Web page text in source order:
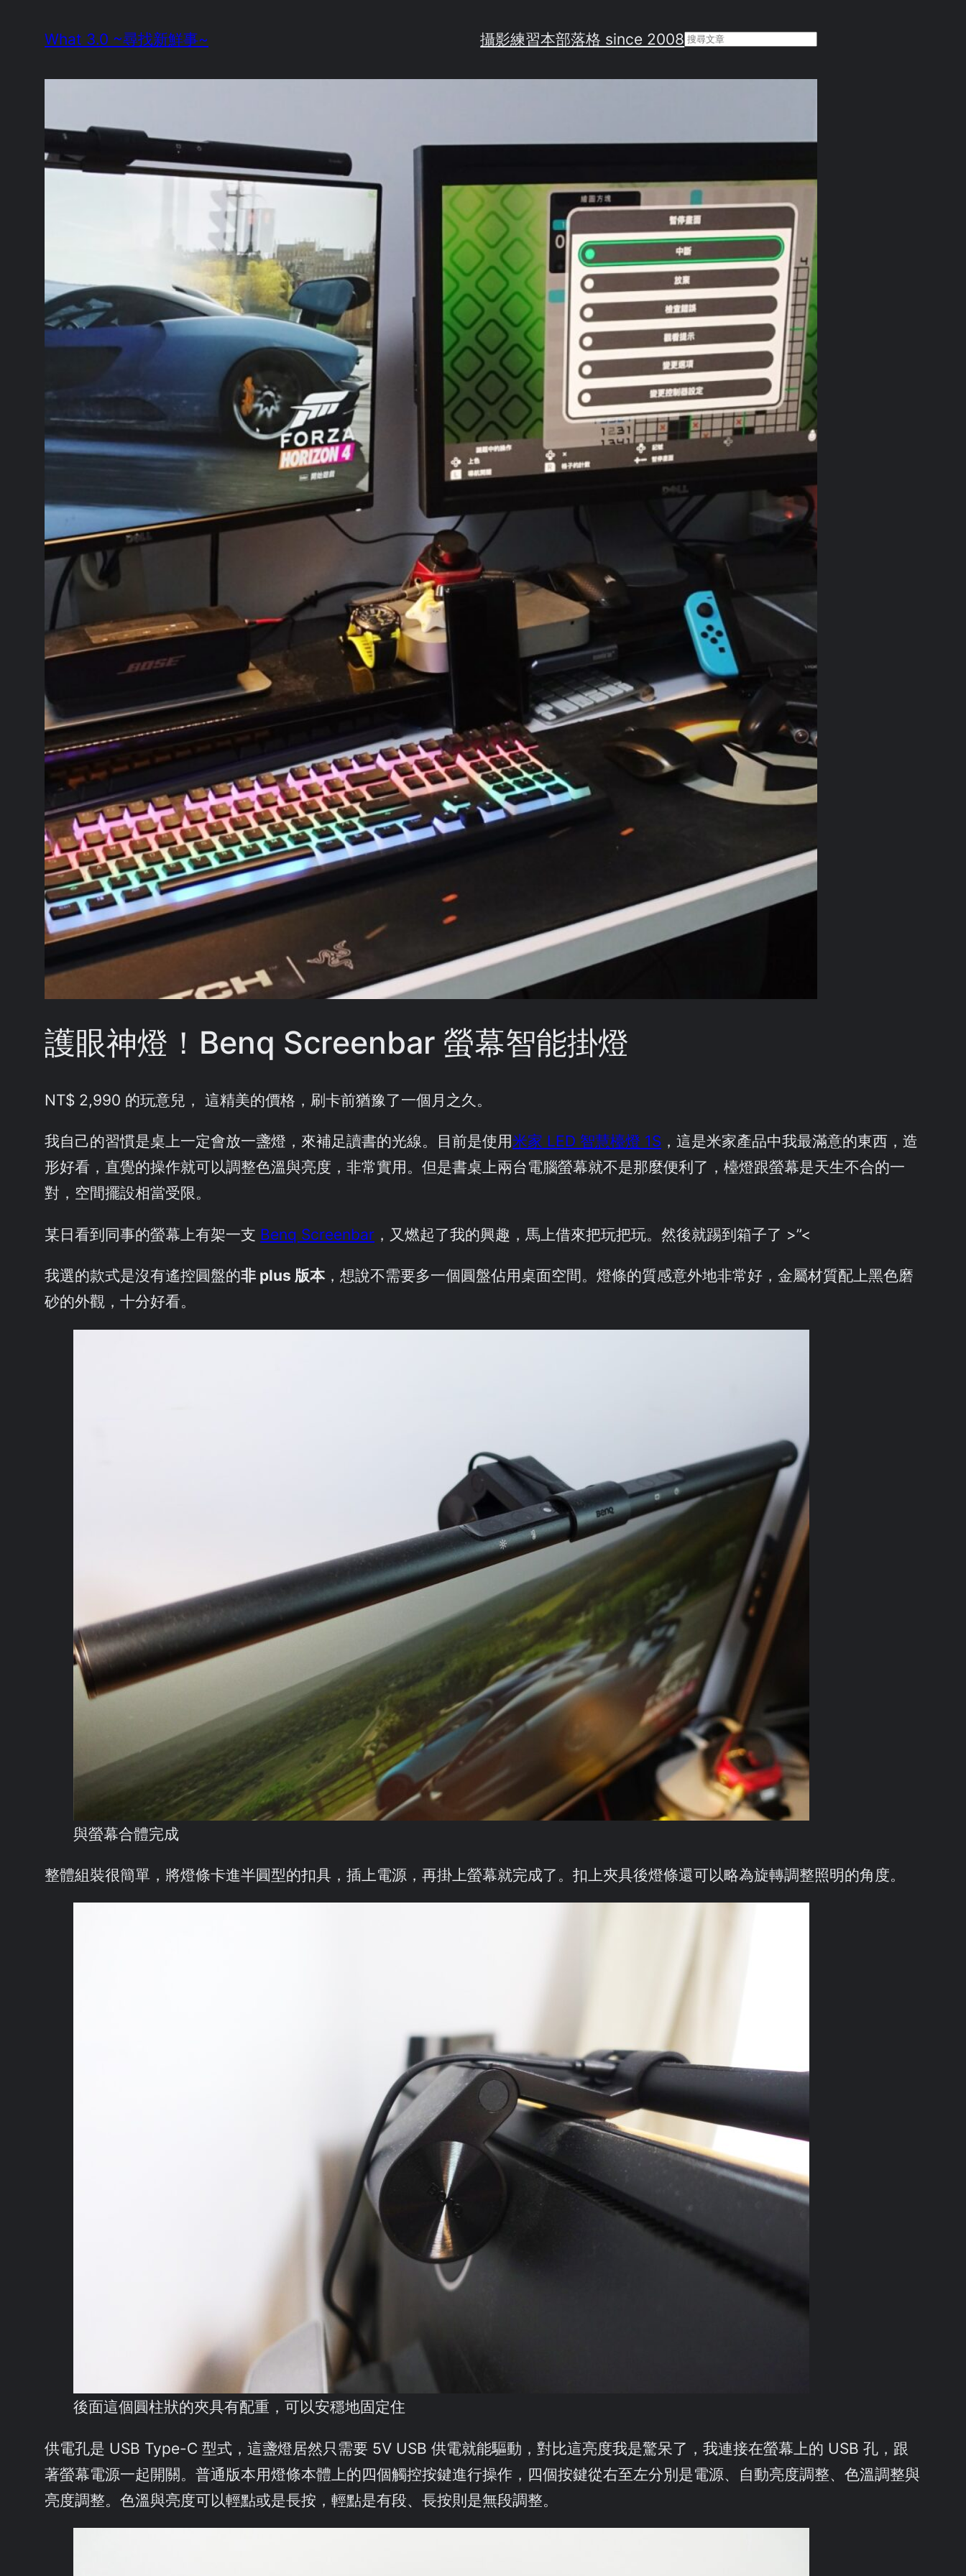
What 3.0 ~尋找新鮮事~ 攝影練習本部落格 since 2008Search
護眼神燈！Benq Screenbar 螢幕智能掛燈
NT$ 2,990 的玩意兒， 這精美的價格，刷卡前猶豫了一個月之久。
我自己的習慣是桌上一定會放一盞燈，來補足讀書的光線。目前是使用米家 LED 智慧檯燈 1S ，這是米家產品中我最滿意的東西，造
形好看，直覺的操作就可以調整色溫與亮度，非常實用。但是書桌上兩台電腦螢幕就不是那麼便利了，檯燈跟螢幕是天生不合的一
對，空間擺設相當受限。
某日看到同事的螢幕上有架一支 Benq Screenbar ，又燃起了我的興趣，馬上借來把玩把玩。然後就踢到箱子了 >”<
我選的款式是沒有遙控圓盤的非 plus 版本，想說不需要多一個圓盤佔用桌面空間。燈條的質感意外地非常好，金屬材質配上黑色磨
砂的外觀，十分好看。
與螢幕合體完成
整體組裝很簡單，將燈條卡進半圓型的扣具，插上電源，再掛上螢幕就完成了。扣上夾具後燈條還可以略為旋轉調整照明的角度。
後面這個圓柱狀的夾具有配重，可以安穩地固定住
供電孔是 USB Type-C 型式，這盞燈居然只需要 5V USB 供電就能驅動，對比這亮度我是驚呆了，我連接在螢幕上的 USB 孔，跟
著螢幕電源一起開關。普通版本用燈條本體上的四個觸控按鍵進行操作，四個按鍵從右至左分別是電源、自動亮度調整、色溫調整與
亮度調整。色溫與亮度可以輕點或是長按，輕點是有段、長按則是無段調整。